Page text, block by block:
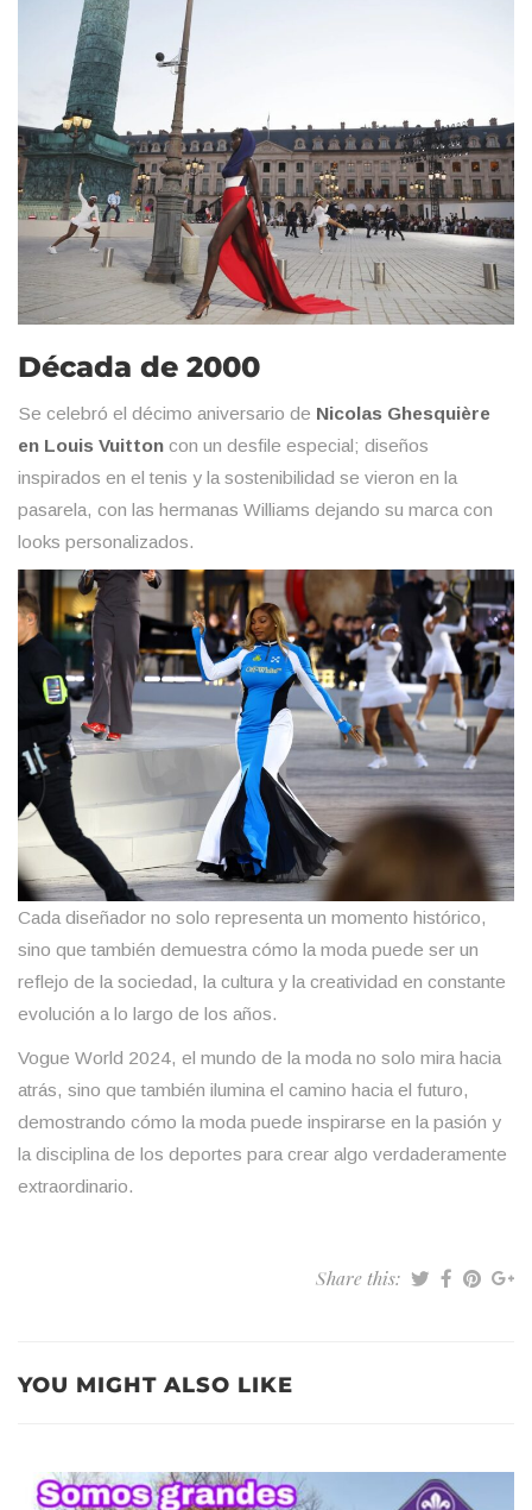
Década de 2000
Se celebró el décimo aniversario de Nicolas Ghesquière
en Louis Vuitton con un desfile especial; diseños
inspirados en el tenis y la sostenibilidad se vieron en la
pasarela, con las hermanas Williams dejando su marca con
looks personalizados.
Cada diseñador no solo representa un momento histórico,
sino que también demuestra cómo la moda puede ser un
reflejo de la sociedad, la cultura y la creatividad en constante
evolución a lo largo de los años.
Vogue World 2024, el mundo de la moda no solo mira hacia
atrás, sino que también ilumina el camino hacia el futuro,
demostrando cómo la moda puede inspirarse en la pasión y
la disciplina de los deportes para crear algo verdaderamente
extraordinario.
Share this:
YOU MIGHT ALSO LIKE